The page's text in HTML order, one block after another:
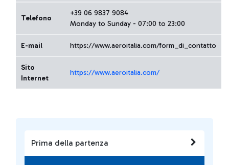
Prima della partenza
Telefono
+39 06 9837 9084
Monday to Sunday - 07:00 to 23:00
E-mail https://www.aeroitalia.com/form_di_contatto
Sito
Internet
https://www.aeroitalia.com/